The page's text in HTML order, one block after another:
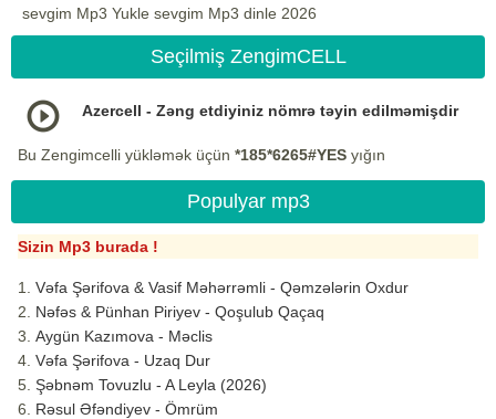
sevgim Mp3 Yukle sevgim Mp3 dinle 2026
Seçilmiş ZengimCELL
Azercell - Zəng etdiyiniz nömrə təyin edilməmişdir
Bu Zengimcelli yükləmək üçün *185*6265#YES yığın
Populyar mp3
Sizin Mp3 burada !
Vəfa Şərifova & Vasif Məhərrəmli - Qəmzələrin Oxdur
Nəfəs & Pünhan Piriyev - Qoşulub Qaçaq
Aygün Kazımova - Məclis
Vəfa Şərifova - Uzaq Dur
Şəbnəm Tovuzlu - A Leyla (2026)
Rəsul Əfəndiyev - Ömrüm